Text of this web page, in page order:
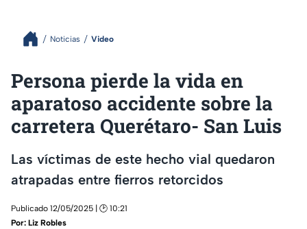
Noticias Video
Persona pierde la vida en
aparatoso accidente sobre la
carretera Querétaro- San Luis
Las víctimas de este hecho vial quedaron
atrapadas entre fierros retorcidos
Publicado 12/05/2025 | 🕑 10:21
Por: Liz Robles